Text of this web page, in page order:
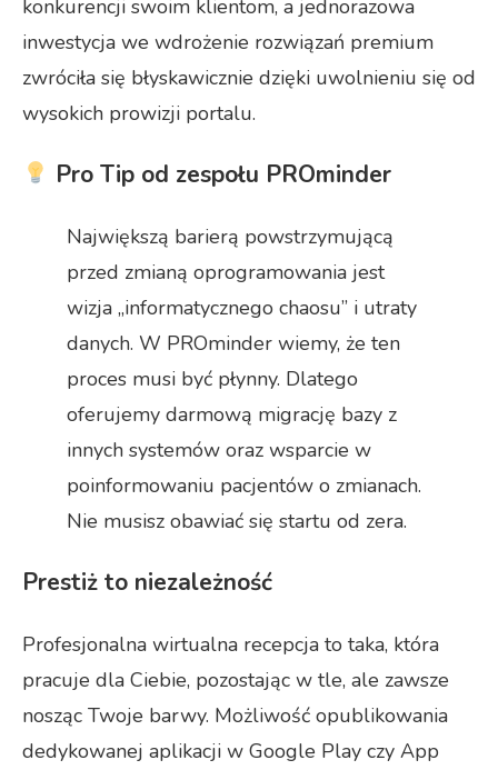
konkurencji swoim klientom, a jednorazowa
inwestycja we wdrożenie rozwiązań premium
zwróciła się błyskawicznie dzięki uwolnieniu się od
wysokich prowizji portalu.
Pro Tip od zespołu PROminder
Największą barierą powstrzymującą
przed zmianą oprogramowania jest
wizja „informatycznego chaosu” i utraty
danych. W PROminder wiemy, że ten
proces musi być płynny. Dlatego
oferujemy darmową migrację bazy z
innych systemów oraz wsparcie w
poinformowaniu pacjentów o zmianach.
Nie musisz obawiać się startu od zera.
Prestiż to niezależność
Profesjonalna wirtualna recepcja to taka, która
pracuje dla Ciebie, pozostając w tle, ale zawsze
nosząc Twoje barwy. Możliwość opublikowania
dedykowanej aplikacji w Google Play czy App